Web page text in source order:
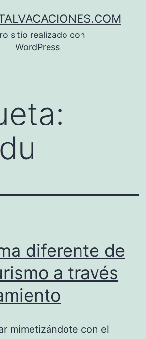
sitio realizado con
WordPress
diferente de
a través
mimetizándote con el